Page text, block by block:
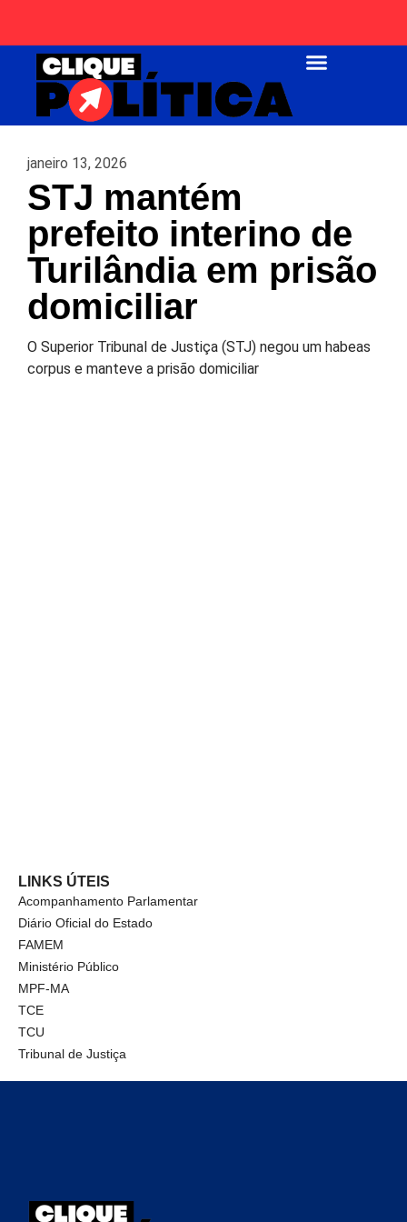
janeiro 13, 2026
STJ mantém
prefeito interino de
Turilândia em prisão
domiciliar
O Superior Tribunal de Justiça (STJ) negou um habeas
corpus e manteve a prisão domiciliar
LINKS ÚTEIS
Acompanhamento Parlamentar
Diário Oficial do Estado
FAMEM
Ministério Público
MPF-MA
TCE
TCU
Tribunal de Justiça